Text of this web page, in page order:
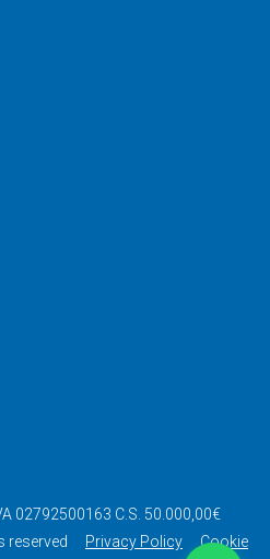
02792500163 C.S. 50.000,00€
reserved
Privacy Policy
Cookie